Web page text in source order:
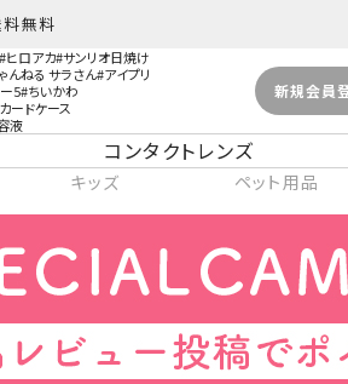
無料
ヒロアカ サンリオ日焼け
んねる サラさん アイプリ
ー5 ちいかわ
ードケース
液
新規会員
コンタクトレンズ
キッズ ペット用品